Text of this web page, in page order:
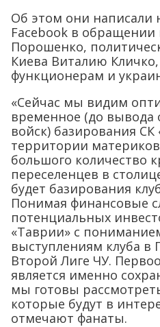
Об этом они написали
Facebook в обращении
Порошенко,
Киева Виталию
функционерам и
«Сейчас мы видим
временное (до вывода
войск) базирования СК
территории
большого количество
переселенцев в
будет базирования
Понимая финансовые
потенциальных
«Таврии» с
выступлениям клуба в
Второй Лиге ЧУ.
является именно
мы готовы
которые будут в
отмечают фанаты.